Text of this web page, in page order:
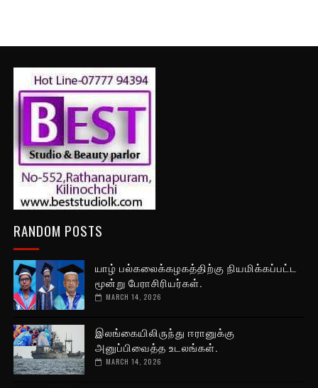
RANDOM POSTS
யாழ் பல்கலைக்கழகத்திற்கு நியமிக்கப்பட்ட
மூன்று பேராசிரியர்கள்.
MARCH 14, 2026
இலங்கையிலிருந்து ஈரானுக்கு
அனுப்பிவைத்த உடலங்கள்.
MARCH 14, 2026